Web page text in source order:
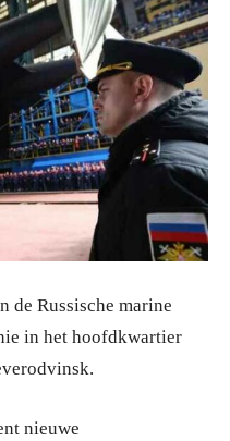
de Russische marine
in het hoofdkwartier
nieuwe